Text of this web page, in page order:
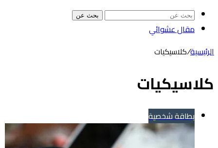
بحث عن
مقال عشوائي
الرئيسية/كلاسيكيات
كلاسيكيات
بطاقة شخصية